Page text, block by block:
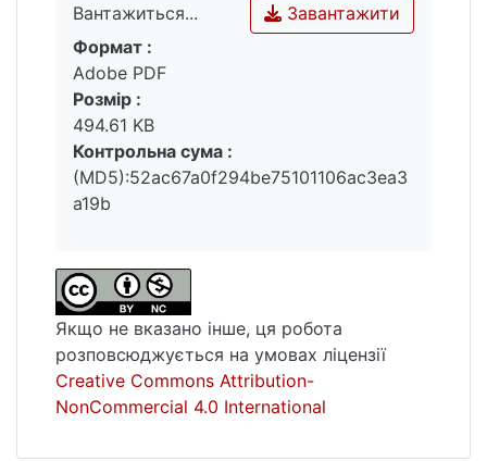
Вантажиться...
Вантажиться...
Завантажити
Формат :
Adobe PDF
Розмір :
494.61 KB
Контрольна сума :
(MD5):52ac67a0f294be75101106ac3ea3
a19b
Якщо не вказано інше, ця робота
розповсюджується на умовах ліцензії
Creative Commons Attribution-
NonCommercial 4.0 International